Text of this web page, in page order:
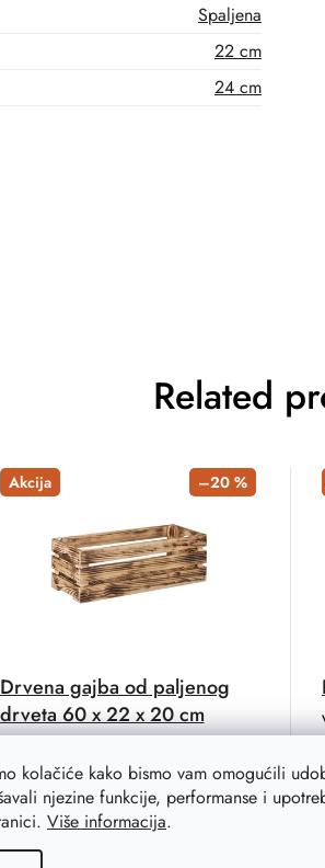
kolačiće kako bismo vam omogućili
njezine funkcije, performanse i
Više informacija.
Spaljena
22 cm
24 cm
Related
Akcija –20 %
Drvena gajba od paljenog
drveta 60 x 22 x 20 cm
prve kvalitete. Čvrst dizajn i glatka
površina. Zdrav.